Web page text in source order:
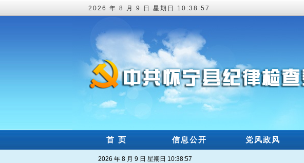
2026 年 8 月 9 日 星期日 10:38:57
首 页 信息公开 党风政风
2026 年 8 月 9 日 星期日 10:38:57